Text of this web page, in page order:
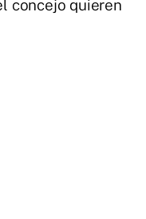
concejo quieren